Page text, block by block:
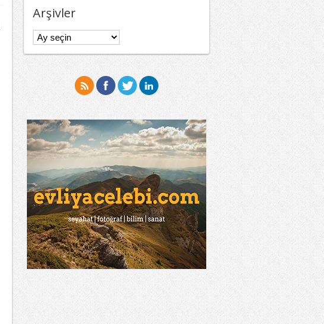
Arşivler
Arşivler